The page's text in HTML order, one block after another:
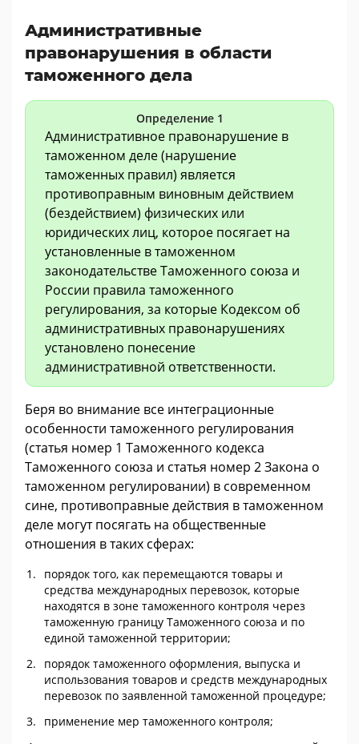
Административные
правонарушения в области
таможенного дела
Определение 1
Административное правонарушение в
таможенном деле (нарушение
таможенных правил) является
противоправным виновным действием
(бездействием) физических или
юридических лиц, которое посягает на
установленные в таможенном
законодательстве Таможенного союза и
России правила таможенного
регулирования, за которые Кодексом об
административных правонарушениях
установлено понесение
административной ответственности.
Беря во внимание все интеграционные
особенности таможенного регулирования
(статья номер 1 Таможенного кодекса
Таможенного союза и статья номер 2 Закона о
таможенном регулировании) в современном
сине, противоправные действия в таможенном
деле могут посягать на общественные
отношения в таких сферах:
порядок того, как перемещаются товары и
средства международных перевозок, которые
находятся в зоне таможенного контроля через
таможенную границу Таможенного союза и по
единой таможенной территории;
порядок таможенного оформления, выпуска и
использования товаров и средств международных
перевозок по заявленной таможенной процедуре;
применение мер таможенного контроля;